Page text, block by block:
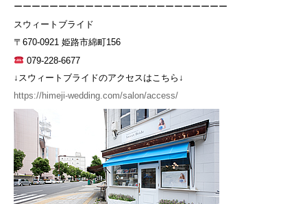
ーーーーーーーーーーーーーーーーーーーーーーーー
スウィートブライド
〒670-0921 姫路市綿町156
079-228-6677
↓スウィートブライドのアクセスはこちら↓
https://himeji-wedding.com/salon/access/